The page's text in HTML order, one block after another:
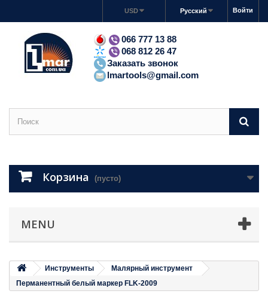
Войти
Русский
USD
066 777 13 88
068 812 26 47
Заказать звонок
lmartools@gmail.com
Корзина (пусто)
MENU
Инструменты
Малярный инструмент
Перманентный белый маркер FLK-2009